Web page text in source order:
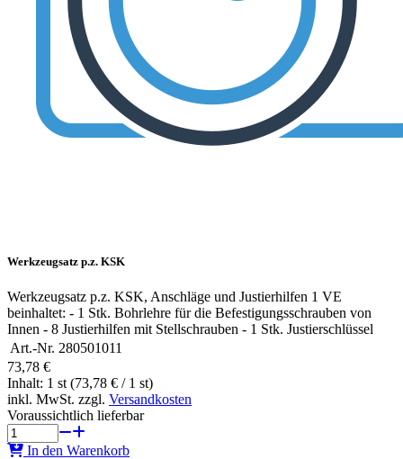
Werkzeugsatz p.z. KSK
Werkzeugsatz p.z. KSK, Anschläge und Justierhilfen 1 VE
beinhaltet: - 1 Stk. Bohrlehre für die Befestigungsschrauben von
Innen - 8 Justierhilfen mit Stellschrauben - 1 Stk. Justierschlüssel
Art.-Nr. 280501011
73,78 €
Inhalt: 1 st (73,78 € / 1 st)
inkl. MwSt. zzgl. Versandkosten
Voraussichtlich lieferbar
In den Warenkorb